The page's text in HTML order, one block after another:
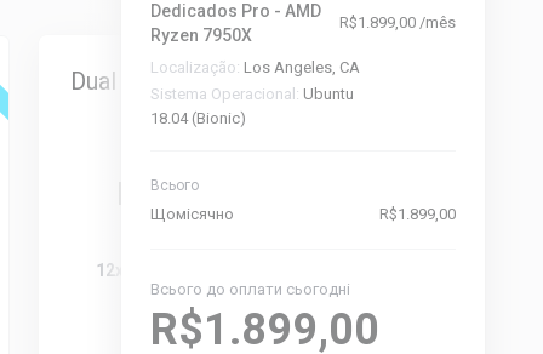
Destaque
Dual Intel Xeon E5-2650
v4 (128gb)
R$2.699,00
Щомісячно
12x 2.20 Ghz - 24 Threads
128GB DDR4
4x 1.92TB SSD
Dedicados Pro - AMD
Ryzen 7950X
R$1.899,00 /mês
Localização: Los Angeles, CA
Sistema Operacional: Ubuntu
18.04 (Bionic)
Всього
Щомісячно R$1.899,00
Всього до оплати сьогодні
R$1.899,00